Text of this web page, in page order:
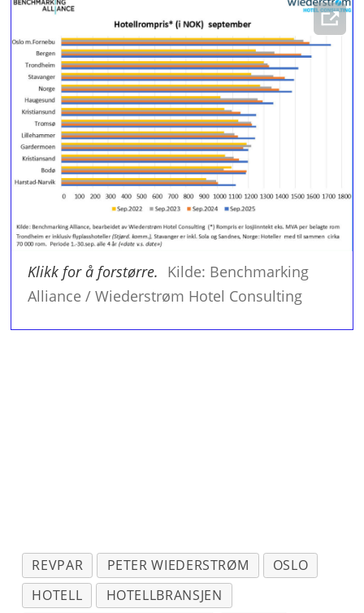
Klikk for å forstørre. Kilde: Benchmarking
Alliance / Wiederstrøm Hotel Consulting
REVPAR PETER WIEDERSTRØM
OSLO
HOTELL
HOTELLBRANSJEN